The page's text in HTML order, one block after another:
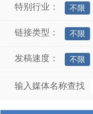
特别行业： 不限
链接类型： 不限
发稿速度： 不限
输入媒体名称查找